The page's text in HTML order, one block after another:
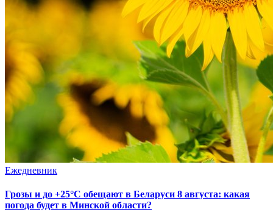
Ежедневник
Грозы и до +25°С обещают в Беларуси 8 августа: какая
погода будет в Минской области?